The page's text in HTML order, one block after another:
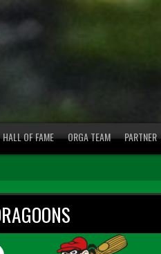
HALL OF FAME ORGA TEAM PARTNER